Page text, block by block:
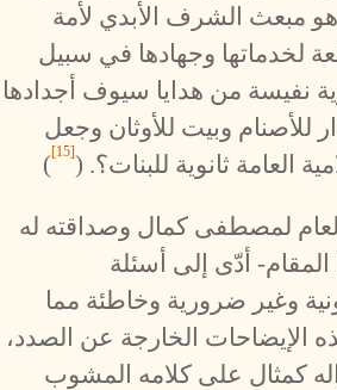
هو مبعث الشرف الأبدي لأمة
لخدماتها وجهادها في سبيل
نفيسة من هدايا سيوف أجدادها
للأصنام وبيت للأوثان وجعل
العامة ثانوية للبنات؟. ([15]
)
لمصطفى كمال وصداقته له
أدّى إلى أسئلة
وغير ضرورية وخاطئة مما
الإيضاحات الخارجة عن الصدد،
كمثال على كلامه المشوب